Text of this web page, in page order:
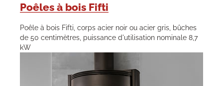
Poêles à bois Fifti
Poêle à bois Fifti, corps acier noir ou acier gris, bûches
de 50 centimètres, puissance d'utilisation nominale 8,7
kW